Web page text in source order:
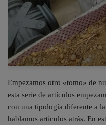
Empezamos otro «tomo» de
esta serie de artículos
con una tipología diferente a
hablamos artículos atrás. En